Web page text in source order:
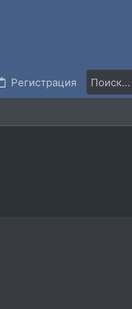
Регистрация